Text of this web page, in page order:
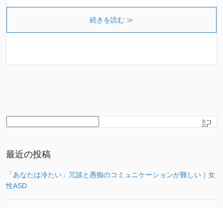
続きを読む ≫
記
最近の投稿
「あなたは冷たい」冗談と愚痴のコミュニケーションが難しい｜女
性ASD